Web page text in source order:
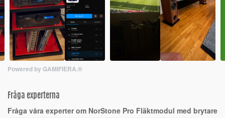
Powered by GAMIFIERA.®
Fråga experterna
Fråga våra experter om NorStone Pro Fläktmodul med brytare